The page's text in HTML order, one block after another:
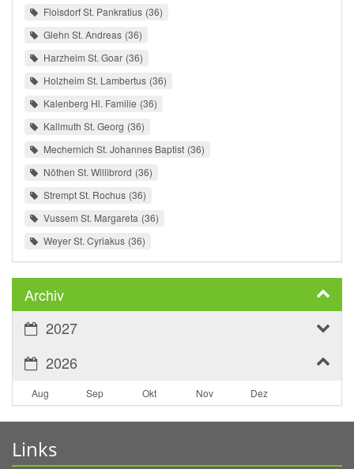
Floisdorf St. Pankratius 36
Glehn St. Andreas 36
Harzheim St. Goar 36
Holzheim St. Lambertus 36
Kalenberg Hl. Familie 36
Kallmuth St. Georg 36
Mechernich St. Johannes Baptist 36
Nöthen St. Willibrord 36
Strempt St. Rochus 36
Vussem St. Margareta 36
Weyer St. Cyriakus 36
Archiv
2027
2026
Aug Sep Okt Nov Dez
Links